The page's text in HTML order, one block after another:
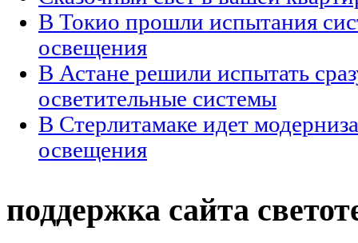
В Токио прошли испытания
освещения
В Астане решили испытать
осветительные системы
В Стерлитамаке идет
освещения
поддержка сайта